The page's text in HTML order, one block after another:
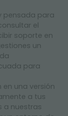
pensada para
el
soporte en
un
para
una versión
a tus
a nuestras